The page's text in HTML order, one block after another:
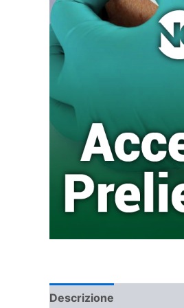
Descrizione